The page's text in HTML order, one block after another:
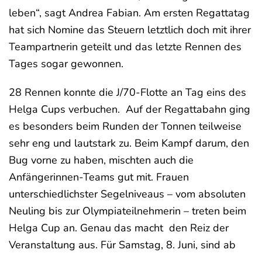
leben“, sagt Andrea Fabian. Am ersten Regattatag
hat sich Nomine das Steuern letztlich doch mit ihrer
Teampartnerin geteilt und das letzte Rennen des
Tages sogar gewonnen.
28 Rennen konnte die J/70-Flotte an Tag eins des
Helga Cups verbuchen. Auf der Regattabahn ging
es besonders beim Runden der Tonnen teilweise
sehr eng und lautstark zu. Beim Kampf darum, den
Bug vorne zu haben, mischten auch die
Anfängerinnen-Teams gut mit. Frauen
unterschiedlichster Segelniveaus – vom absoluten
Neuling bis zur Olympiateilnehmerin – treten beim
Helga Cup an. Genau das macht den Reiz der
Veranstaltung aus. Für Samstag, 8. Juni, sind ab